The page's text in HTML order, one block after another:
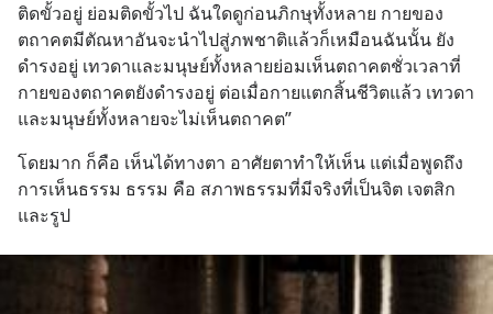
ติดขั้วอยู่ ย่อมติดขั้วไป ฉันใดดูก่อนภิกษุทั้งหลาย กายของ
ตถาคตมีตัณหาอันจะนำไปสู่ภพชาติแล้วก็เหมือนฉันนั้น ยัง
ดำรงอยู่ เทวดาและมนุษย์ทั้งหลายย่อมเห็นตถาคตชั่วเวลาที่
กายของตถาคตยังดำรงอยู่ ต่อเมื่อกายแตกสิ้นชีวิตแล้ว เทวดา
และมนุษย์ทั้งหลายจะไม่เห็นตถาคต”
โดยมาก ก็คือ เห็นได้ทางตา อาศัยตาทำให้เห็น แต่เมื่อพูดถึง
การเห็นธรรม ธรรม คือ สภาพธรรมที่มีจริงที่เป็นจิต เจตสิก
และรูป